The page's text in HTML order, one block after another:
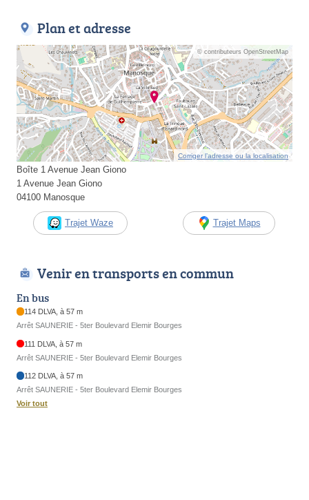
Plan et adresse
© contributeurs OpenStreetMap
Corriger l’adresse ou la localisation
Boîte 1 Avenue Jean Giono
1 Avenue Jean Giono
04100 Manosque
Trajet Waze Trajet Maps
Venir en transports en commun
En bus
114 DLVA, à 57 m
Arrêt SAUNERIE - 5ter Boulevard Elemir Bourges
111 DLVA, à 57 m
Arrêt SAUNERIE - 5ter Boulevard Elemir Bourges
112 DLVA, à 57 m
Arrêt SAUNERIE - 5ter Boulevard Elemir Bourges
Voir tout